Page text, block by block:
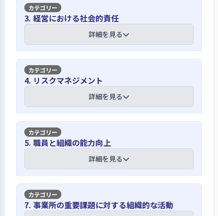
保育理念や保育方針、保育目標は園内
の各所に掲示しているほか、毎年4月の
職員会議では全員でこれを唱和するこ
ととしている。また、この職員会議で
は唱和だけではなく年間の保育目標の
見直しにも取り組んでいる。今年度も
この見直しが行われており、子どもの主
体性発揮をテーマとしている現状を踏
まえ、園目標の一つを「意欲の持てる
子ども」とした。保育理念や方針は職
員マニュアルにも記載されており、職
員は各自このマニュアルを携帯しなが
ら折に触れてその内容を見直すことと
入園前説明会や保護者会等を通じて保護
者に対しても園の理念や目標を周知して
いる
【講評】
人事評価の際の個人面談を通じて職員の
考えるニーズや課題観を把握している
園の「報連相」の仕組みを通じて、職
員からはサービス改善に関する様々な
提案とその協議を行える環境ができて
いる。また、園長との人事評価面接で
は職員個々人からそれぞれの考えや思
いを聞くまたとない機会になってい
る。園ではこれらの取り組みを通じた
改善例も豊富に見られる。今年度では
夕方の子どもの人数が増えたことによ
るお茶の時間の変更や土曜日保育の受
け入れ方法の変更などが行われた。こ
れらの検討内容も議事録や改訂された
マニュアルで確認できるようになって
3. 経営における社会的責任
詳細を見る
【講評】
勤務形態に関わらず全職員が虐待チェッ
クを行い日々の保育を見直している
子ども一人一人の人格を尊重しないか
かわりや物事を強要するようなかかわ
り・脅迫的な言葉がけ、罰を与える・
乱暴なかかわり等、5つの視点からなる
24項目のチェックシートを用いて人権
擁護のためのセルフチェックを行って
いる。このセルフチェックは全職員を
対象としており、勤務時間の長短等に
4. リスクマネジメント
詳細を見る
【講評】
日常生活での怪我や感染症などリスクの
優先順位をつけながら対策を講じている
園生活で起こりうるリスクを職員会議
で洗い出し、リスクの発生確率とそれ
5. 職員と組織の能力向上
詳細を見る
【講評】
7. 事業所の重要課題に対する組織的な活動